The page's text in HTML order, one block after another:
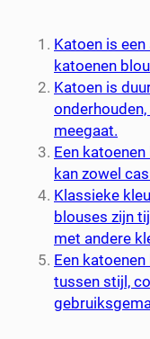
Katoen is
katoenen
Katoen is
meegaat.
Een
kan zowel
Klassieke
blouses zijn
met andere
Een
tussen stijl,